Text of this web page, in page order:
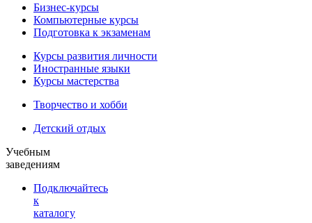
Бизнес-курсы
Компьютерные курсы
Подготовка к экзаменам
Курсы развития личности
Иностранные языки
Курсы мастерства
Творчество и хобби
Детский отдых
Учебным
заведениям
Подключайтесь
к
каталогу